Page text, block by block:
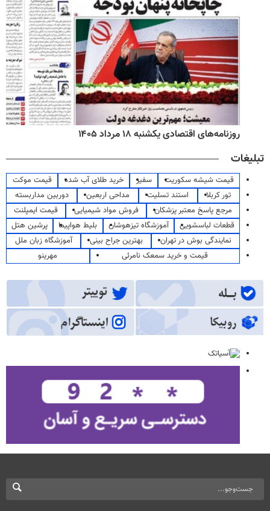
روزنامه‌های اقتصادی یکشنبه ۱۸ مرداد ۱۴۰۵
تبلیغات
قیمت شیشه سکوریت سفیر خرید طلای آب شده
قیمت موکت
تور کربلا
استند تسلیت مداحی اربعین
دوربین مداربسته
مرجع پاسخ معتبر پزشکان
فروش مواد شیمیایی
قیمت ایمپلنت
قطعات لباسشویی
آموزشگاه تیزهوشان بلیط هواپیما
پرشین هتل
نمایندگی بوش در تهران
بهترین جراح بینی
آموزشگاه زبان ملل
قیمت و خرید سمعک نامرئی
مهرینو